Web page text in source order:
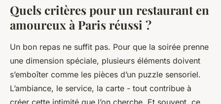
Quels critères pour un restaurant en
amoureux à Paris réussi ?
Un bon repas ne suffit pas. Pour que la soirée prenne
une dimension spéciale, plusieurs éléments doivent
s’emboîter comme les pièces d’un puzzle sensoriel.
L’ambiance, le service, la carte - tout contribue à